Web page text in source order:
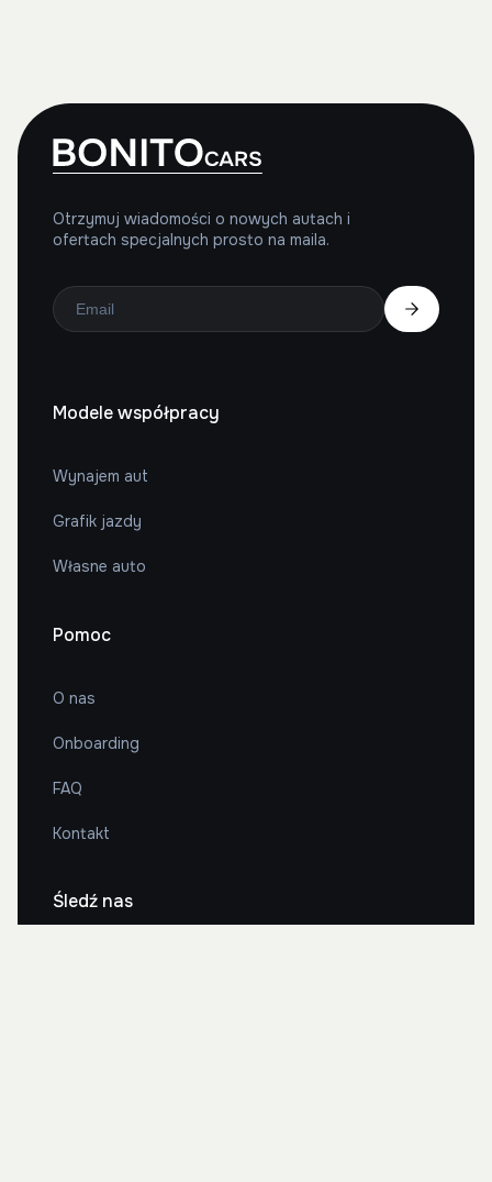
Otrzymuj wiadomości o nowych autach i
ofertach specjalnych prosto na maila.
Modele współpracy
Wynajem aut
Grafik jazdy
Własne auto
Pomoc
O nas
Onboarding
FAQ
Kontakt
Śledź nas